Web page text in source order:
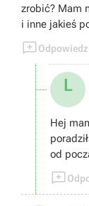
zrobić? Mam
i inne jakieś
Odpowiedz
L
Hej
od
